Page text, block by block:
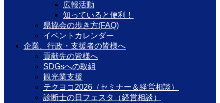
広報活動
知っていると便利！
県協会の歩き方(FAQ)
イベントカレンダー
企業、行政・支援者の皆様へ
貢献先の皆様へ
SDGsへの取組
観光業支援
テクヨコ2026（セミナー＆経営相談）
診断士の日フェスタ（経営相談）